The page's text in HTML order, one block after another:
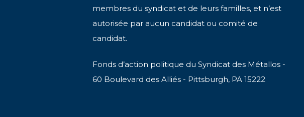
membres du syndicat et de leurs familles, et n’est
autorisée par aucun candidat ou comité de
candidat.
Fonds d’action politique du Syndicat des Métallos -
60 Boulevard des Alliés - Pittsburgh, PA 15222